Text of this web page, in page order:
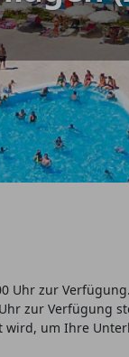
zur
zur
um Ihre